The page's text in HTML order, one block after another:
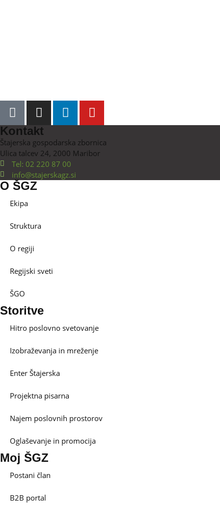
Kontakt
Štajerska gospodarska zbornica
Ulica talcev 24, 2000 Maribor
Tel: 02 220 87 00
info@stajerskagz.si
O ŠGZ
Ekipa
Struktura
O regiji
Regijski sveti
ŠGO
Storitve
Hitro poslovno svetovanje
Izobraževanja in mreženje
Enter Štajerska
Projektna pisarna
Najem poslovnih prostorov
Oglaševanje in promocija
Moj ŠGZ
Postani član
B2B portal